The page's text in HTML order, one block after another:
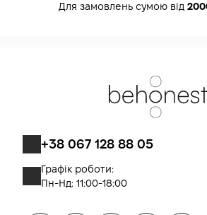
Для замовлень сумою від
+38 067 128 88 05
Графік роботи:
Пн-Нд: 11:00-18:00